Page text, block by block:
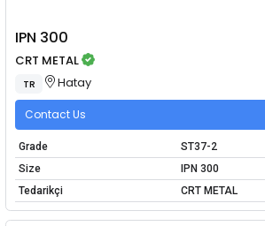
IPN 300
CRT METAL
TR Hatay
Contact Us
Grade
ST37-2
Size
IPN 300
Tedarikçi
CRT METAL